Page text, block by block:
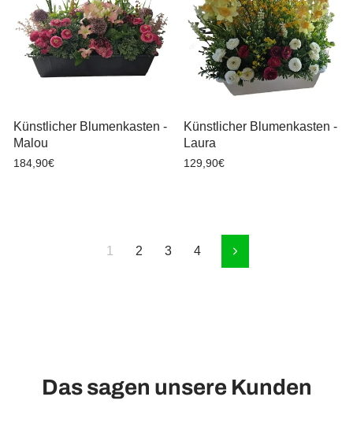
Künstlicher Blumenkasten -
Malou
184,90€
Künstlicher Blumenkasten -
Laura
129,90€
1 2 3 4 Vorwärts
Das sagen unsere Kunden